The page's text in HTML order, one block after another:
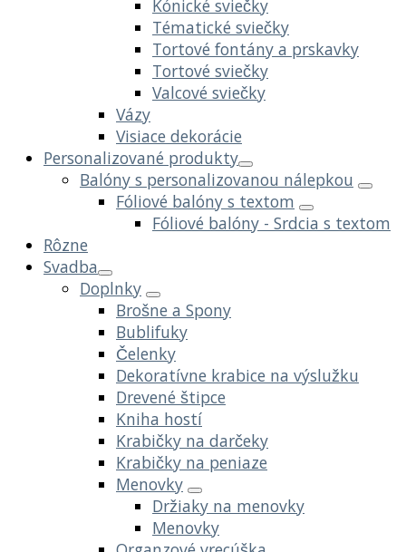
Kónické sviečky
Tématické sviečky
Tortové fontány a prskavky
Tortové sviečky
Valcové sviečky
Vázy
Visiace dekorácie
Personalizované produkty
Balóny s personalizovanou nálepkou
Fóliové balóny s textom
Fóliové balóny - Srdcia s textom
Rôzne
Svadba
Doplnky
Brošne a Spony
Bublifuky
Čelenky
Dekoratívne krabice na výslužku
Drevené štipce
Kniha hostí
Krabičky na darčeky
Krabičky na peniaze
Menovky
Držiaky na menovky
Menovky